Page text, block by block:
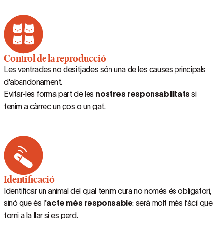
Control de la reproducció
Les ventrades no desitjades són una de les causes principals
d'abandonament.
Evitar-les forma part de les nostres responsabilitats si
tenim a càrrec un gos o un gat.
Identificació
Identificar un animal del qual tenim cura no només és obligatori,
sinó que és l'acte més responsable: serà molt més fàcil que
torni a la llar si es perd.